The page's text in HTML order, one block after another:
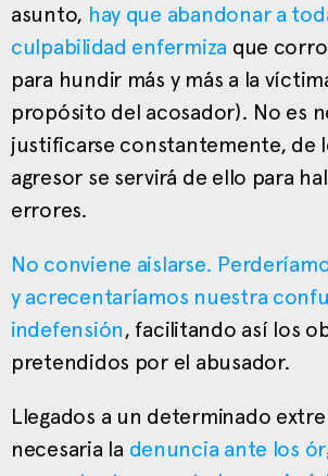
asunto, hay que abandonar a
culpabilidad enfermiza que
para hundir más y más a la
propósito del acosador). No es
justificarse constantemente, de
agresor se servirá de ello para
errores.
No conviene aislarse.
y acrecentaríamos nuestra
indefensión, facilitando así los
pretendidos por el abusador.
Llegados a un determinado
necesaria la denuncia ante los